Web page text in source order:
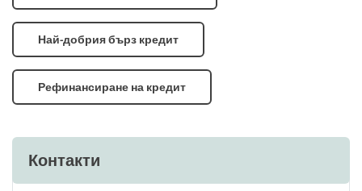
Най-добрия бърз кредит
Рефинансиране на кредит
Контакти